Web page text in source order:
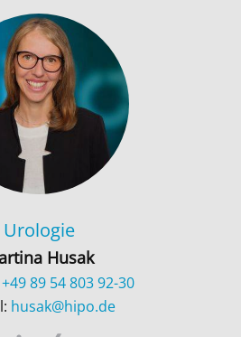
Urologie
Husak
+49 89 54 803 92-30
husak@hipo.de